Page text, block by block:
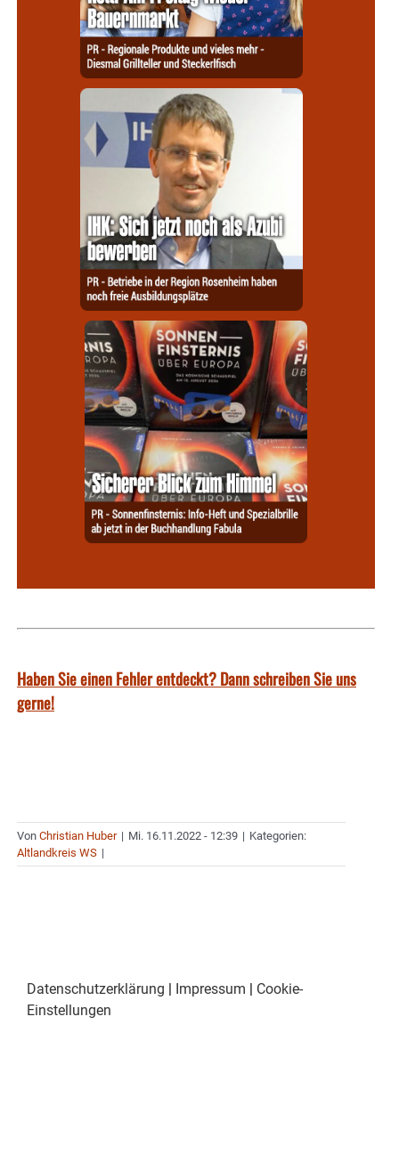
Haben Sie einen Fehler entdeckt? Dann schreiben Sie uns
gerne!
Von Christian Huber | Mi. 16.11.2022 - 12:39 | Kategorien:
Altlandkreis WS |
Datenschutzerklärung | Impressum | Cookie-
Einstellungen